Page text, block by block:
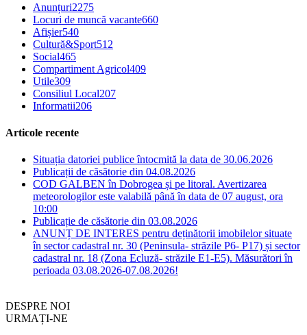
Anunțuri2275
Locuri de muncă vacante660
Afișier540
Cultură&Sport512
Social465
Compartiment Agricol409
Utile309
Consiliul Local207
Informatii206
Articole recente
Situația datoriei publice întocmită la data de 30.06.2026
Publicații de căsătorie din 04.08.2026
COD GALBEN în Dobrogea și pe litoral. Avertizarea
meteorologilor este valabilă până în data de 07 august, ora
10:00
Publicație de căsătorie din 03.08.2026
ANUNȚ DE INTERES pentru deținătorii imobilelor situate
în sector cadastral nr. 30 (Peninsula- străzile P6- P17) și sector
cadastral nr. 18 (Zona Ecluză- străzile E1-E5). Măsurători în
perioada 03.08.2026-07.08.2026!
DESPRE NOI
URMAȚI-NE